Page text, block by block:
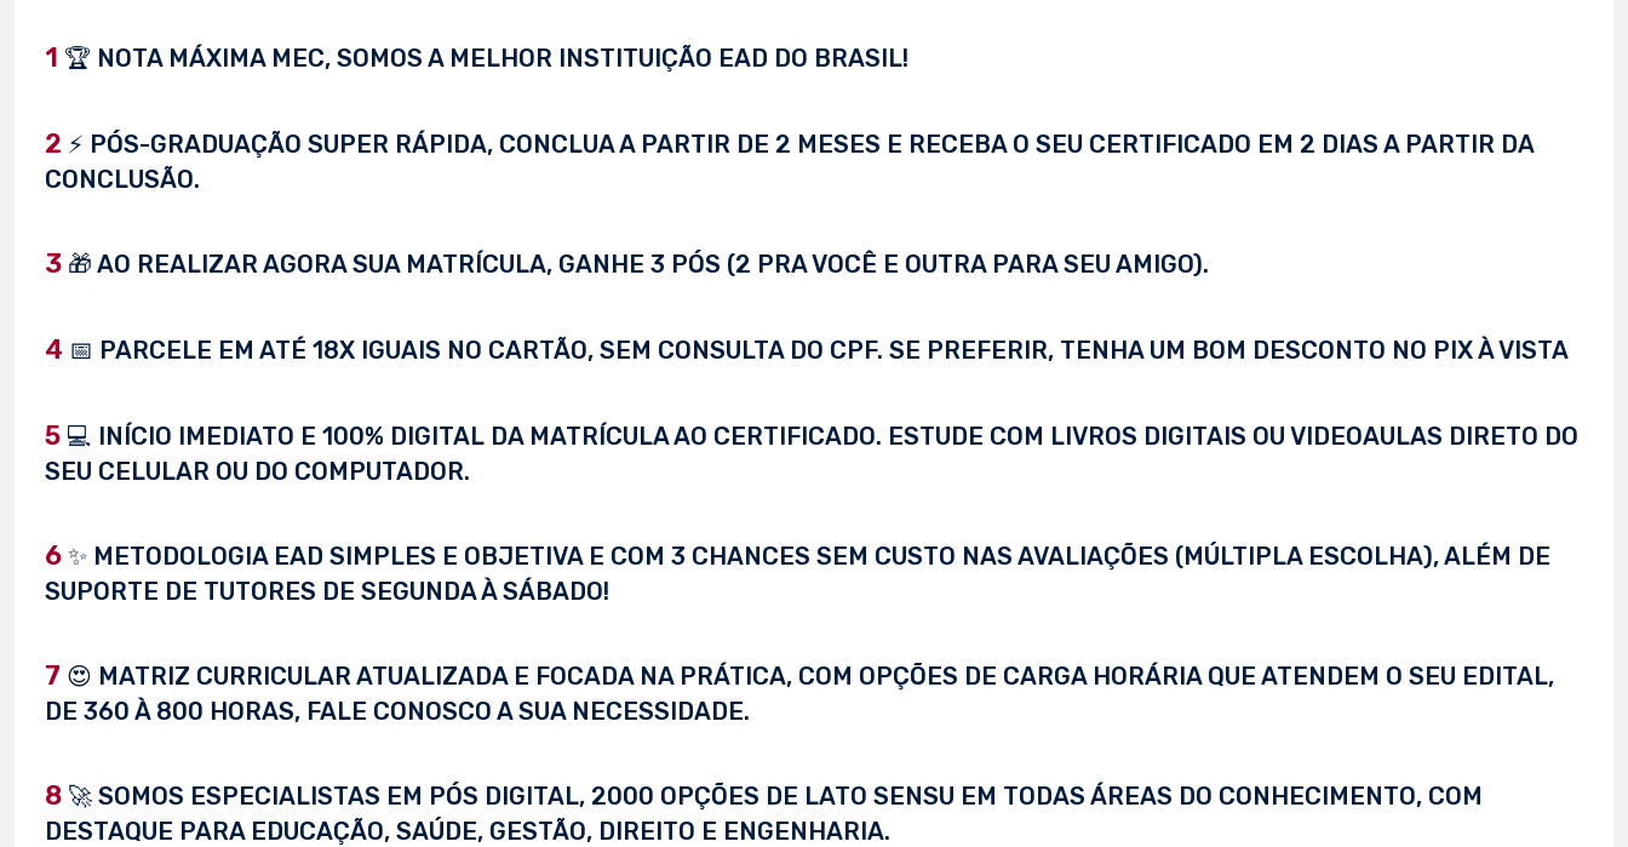
1 🏆 NOTA MÁXIMA MEC, SOMOS A MELHOR INSTITUIÇÃO EAD DO BRASIL!
2 ⚡ PÓS-GRADUAÇÃO SUPER RÁPIDA, CONCLUA A PARTIR DE 2 MESES E RECEBA O SEU CERTIFICADO EM 2 DIAS A PARTIR DA
CONCLUSÃO.
3 🎁 AO REALIZAR AGORA SUA MATRÍCULA, GANHE 3 PÓS (2 PRA VOCÊ E OUTRA PARA SEU AMIGO).
4 📅 PARCELE EM ATÉ 18X IGUAIS NO CARTÃO, SEM CONSULTA DO CPF. SE PREFERIR, TENHA UM BOM DESCONTO NO PIX À VISTA
5 💻 INÍCIO IMEDIATO E 100% DIGITAL DA MATRÍCULA AO CERTIFICADO. ESTUDE COM LIVROS DIGITAIS OU VIDEOAULAS DIRETO DO
SEU CELULAR OU DO COMPUTADOR.
6 ✨ METODOLOGIA EAD SIMPLES E OBJETIVA E COM 3 CHANCES SEM CUSTO NAS AVALIAÇÕES (MÚLTIPLA ESCOLHA), ALÉM DE
SUPORTE DE TUTORES DE SEGUNDA À SÁBADO!
7 😍 MATRIZ CURRICULAR ATUALIZADA E FOCADA NA PRÁTICA, COM OPÇÕES DE CARGA HORÁRIA QUE ATENDEM O SEU EDITAL,
DE 360 À 800 HORAS, FALE CONOSCO A SUA NECESSIDADE.
8 🚀 SOMOS ESPECIALISTAS EM PÓS DIGITAL, 2000 OPÇÕES DE LATO SENSU EM TODAS ÁREAS DO CONHECIMENTO, COM
DESTAQUE PARA EDUCAÇÃO, SAÚDE, GESTÃO, DIREITO E ENGENHARIA.